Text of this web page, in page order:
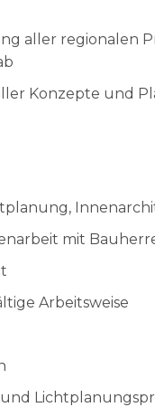
aller regionalen
Konzepte und
mit
Arbeitsweise